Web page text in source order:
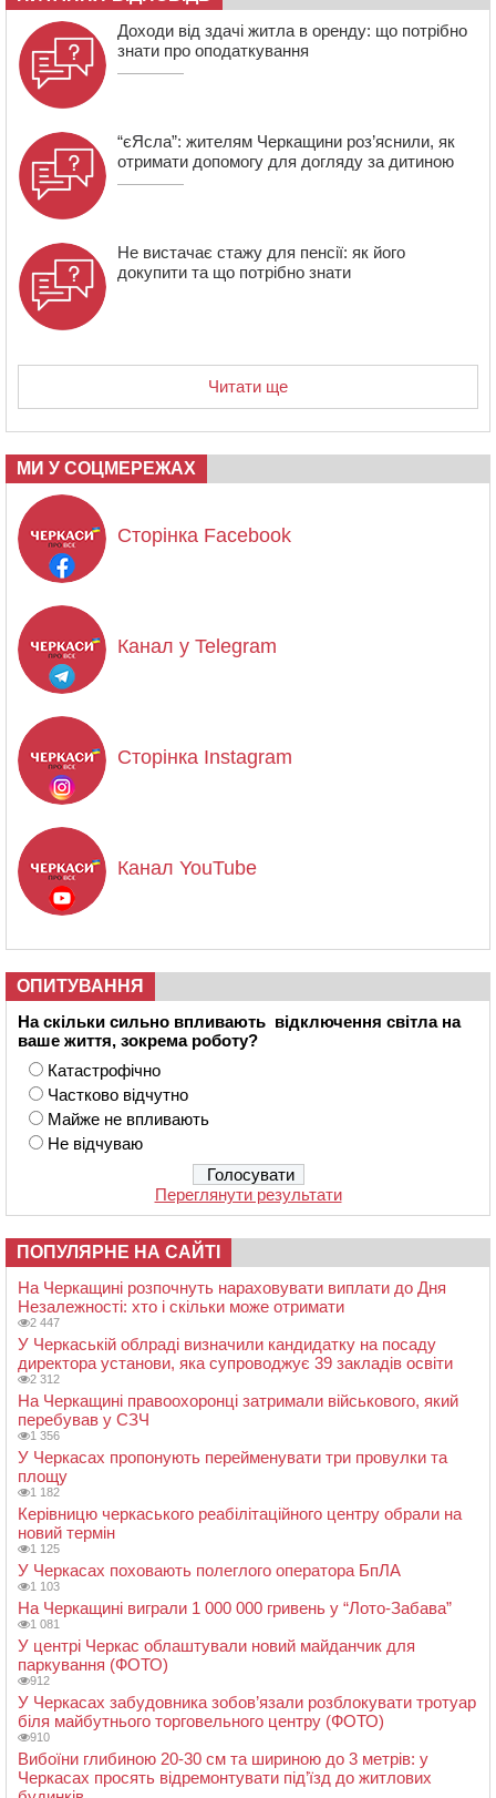
Доходи від здачі житла в оренду: що потрібно
знати про оподаткування
“єЯсла”: жителям Черкащини роз’яснили, як
отримати допомогу для догляду за дитиною
Не вистачає стажу для пенсії: як його
докупити та що потрібно знати
Читати ще
МИ У СОЦМЕРЕЖАХ
Сторінка Facebook
Канал у Telegram
Сторінка Instagram
Канал YouTube
ОПИТУВАННЯ
На скільки сильно впливають відключення світла на
ваше життя, зокрема роботу?
Катастрофічно
Частково відчутно
Майже не впливають
Не відчуваю
Переглянути результати
ПОПУЛЯРНЕ НА САЙТІ
На Черкащині розпочнуть нараховувати виплати до Дня
Незалежності: хто і скільки може отримати
2 447
У Черкаській облраді визначили кандидатку на посаду
директора установи, яка супроводжує 39 закладів освіти
2 312
На Черкащині правоохоронці затримали військового, який
перебував у СЗЧ
1 356
У Черкасах пропонують перейменувати три провулки та
площу
1 182
Керівницю черкаського реабілітаційного центру обрали на
новий термін
1 125
У Черкасах поховають полеглого оператора БпЛА
1 103
На Черкащині виграли 1 000 000 гривень у “Лото-Забава”
1 081
У центрі Черкас облаштували новий майданчик для
паркування (ФОТО)
912
У Черкасах забудовника зобов’язали розблокувати тротуар
біля майбутнього торговельного центру (ФОТО)
910
Вибоїни глибиною 20-30 см та шириною до 3 метрів: у
Черкасах просять відремонтувати під’їзд до житлових